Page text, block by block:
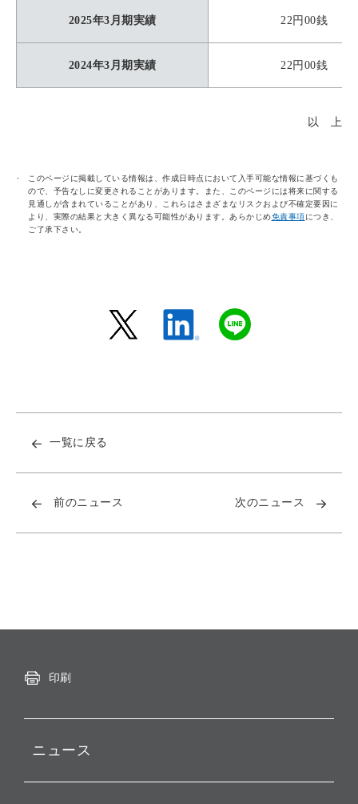
2025年3月期実績 22円00銭
2024年3月期実績 22円00銭
以 上
このページに掲載している情報は、作成日時点において入手可能な情報に基づくも
ので、予告なしに変更されることがあります。また、このページには将来に関する
見通しが含まれていることがあり、これらはさまざまなリスクおよび不確定要因に
より、実際の結果と大きく異なる可能性があります。あらかじめ免責事項につき、
ご了承下さい。
一覧に戻る
前のニュース 次のニュース
印刷
ニュース